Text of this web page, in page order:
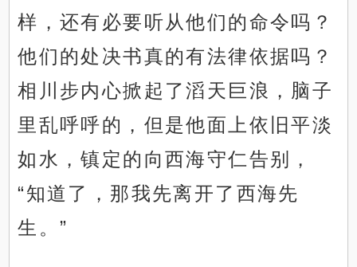
样，还有必要听从他们的命令吗？
他们的处决书真的有法律依据吗？
相川步内心掀起了滔天巨浪，脑子
里乱呼呼的，但是他面上依旧平淡
如水，镇定的向西海守仁告别，
“知道了，那我先离开了西海先
生。”